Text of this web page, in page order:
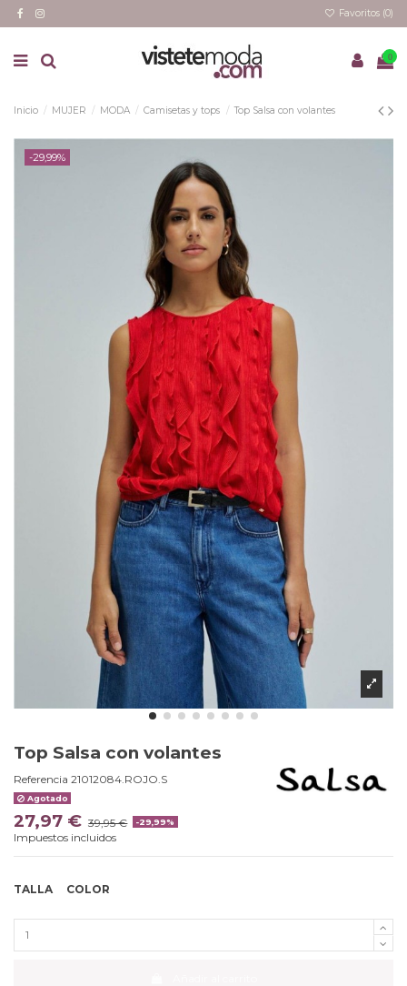
Favoritos (0)
0
Inicio MUJER MODA Camisetas y tops Top Salsa con volantes
-29,99%
Top Salsa con volantes
Referencia 21012084.ROJO.S
Agotado
27,97 € 39,95 € -29,99%
Impuestos incluidos
TALLA COLOR